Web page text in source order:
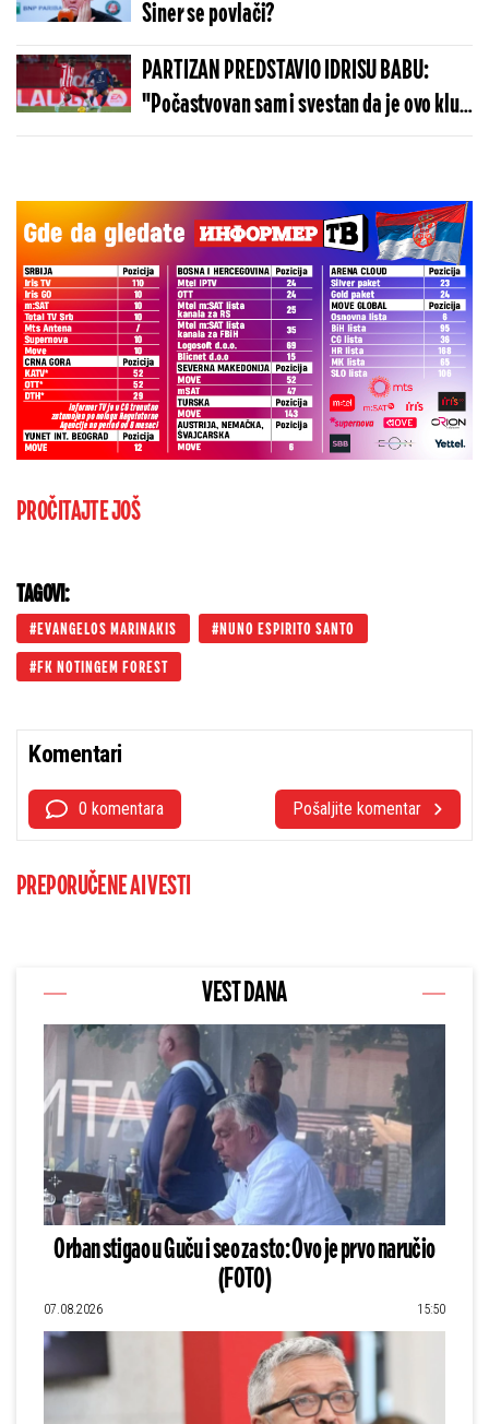
Siner se povlači?
PARTIZAN PREDSTAVIO IDRISU BABU:
"Počastvovan sam i svestan da je ovo klub
sa velikom istorijom"
PROČITAJTE JOŠ
TAGOVI:
EVANGELOS MARINAKIS NUNO ESPIRITO SANTO
FK NOTINGEM FOREST
Komentari
0 komentara Pošaljite komentar
PREPORUČENE AI VESTI
VEST DANA
Orban stigao u Guču i seo za sto: Ovo je prvo naručio
(FOTO)
07.08.2026 15:50